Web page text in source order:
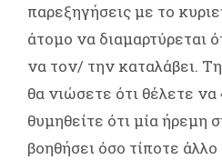
παρεξηγήσεις με το
άτομο να διαμαρτύρεται
να τον/ την καταλάβει.
θα νιώσετε ότι θέλετε να
θυμηθείτε ότι μία ήρεμη
βοηθήσει όσο τίποτε άλλο